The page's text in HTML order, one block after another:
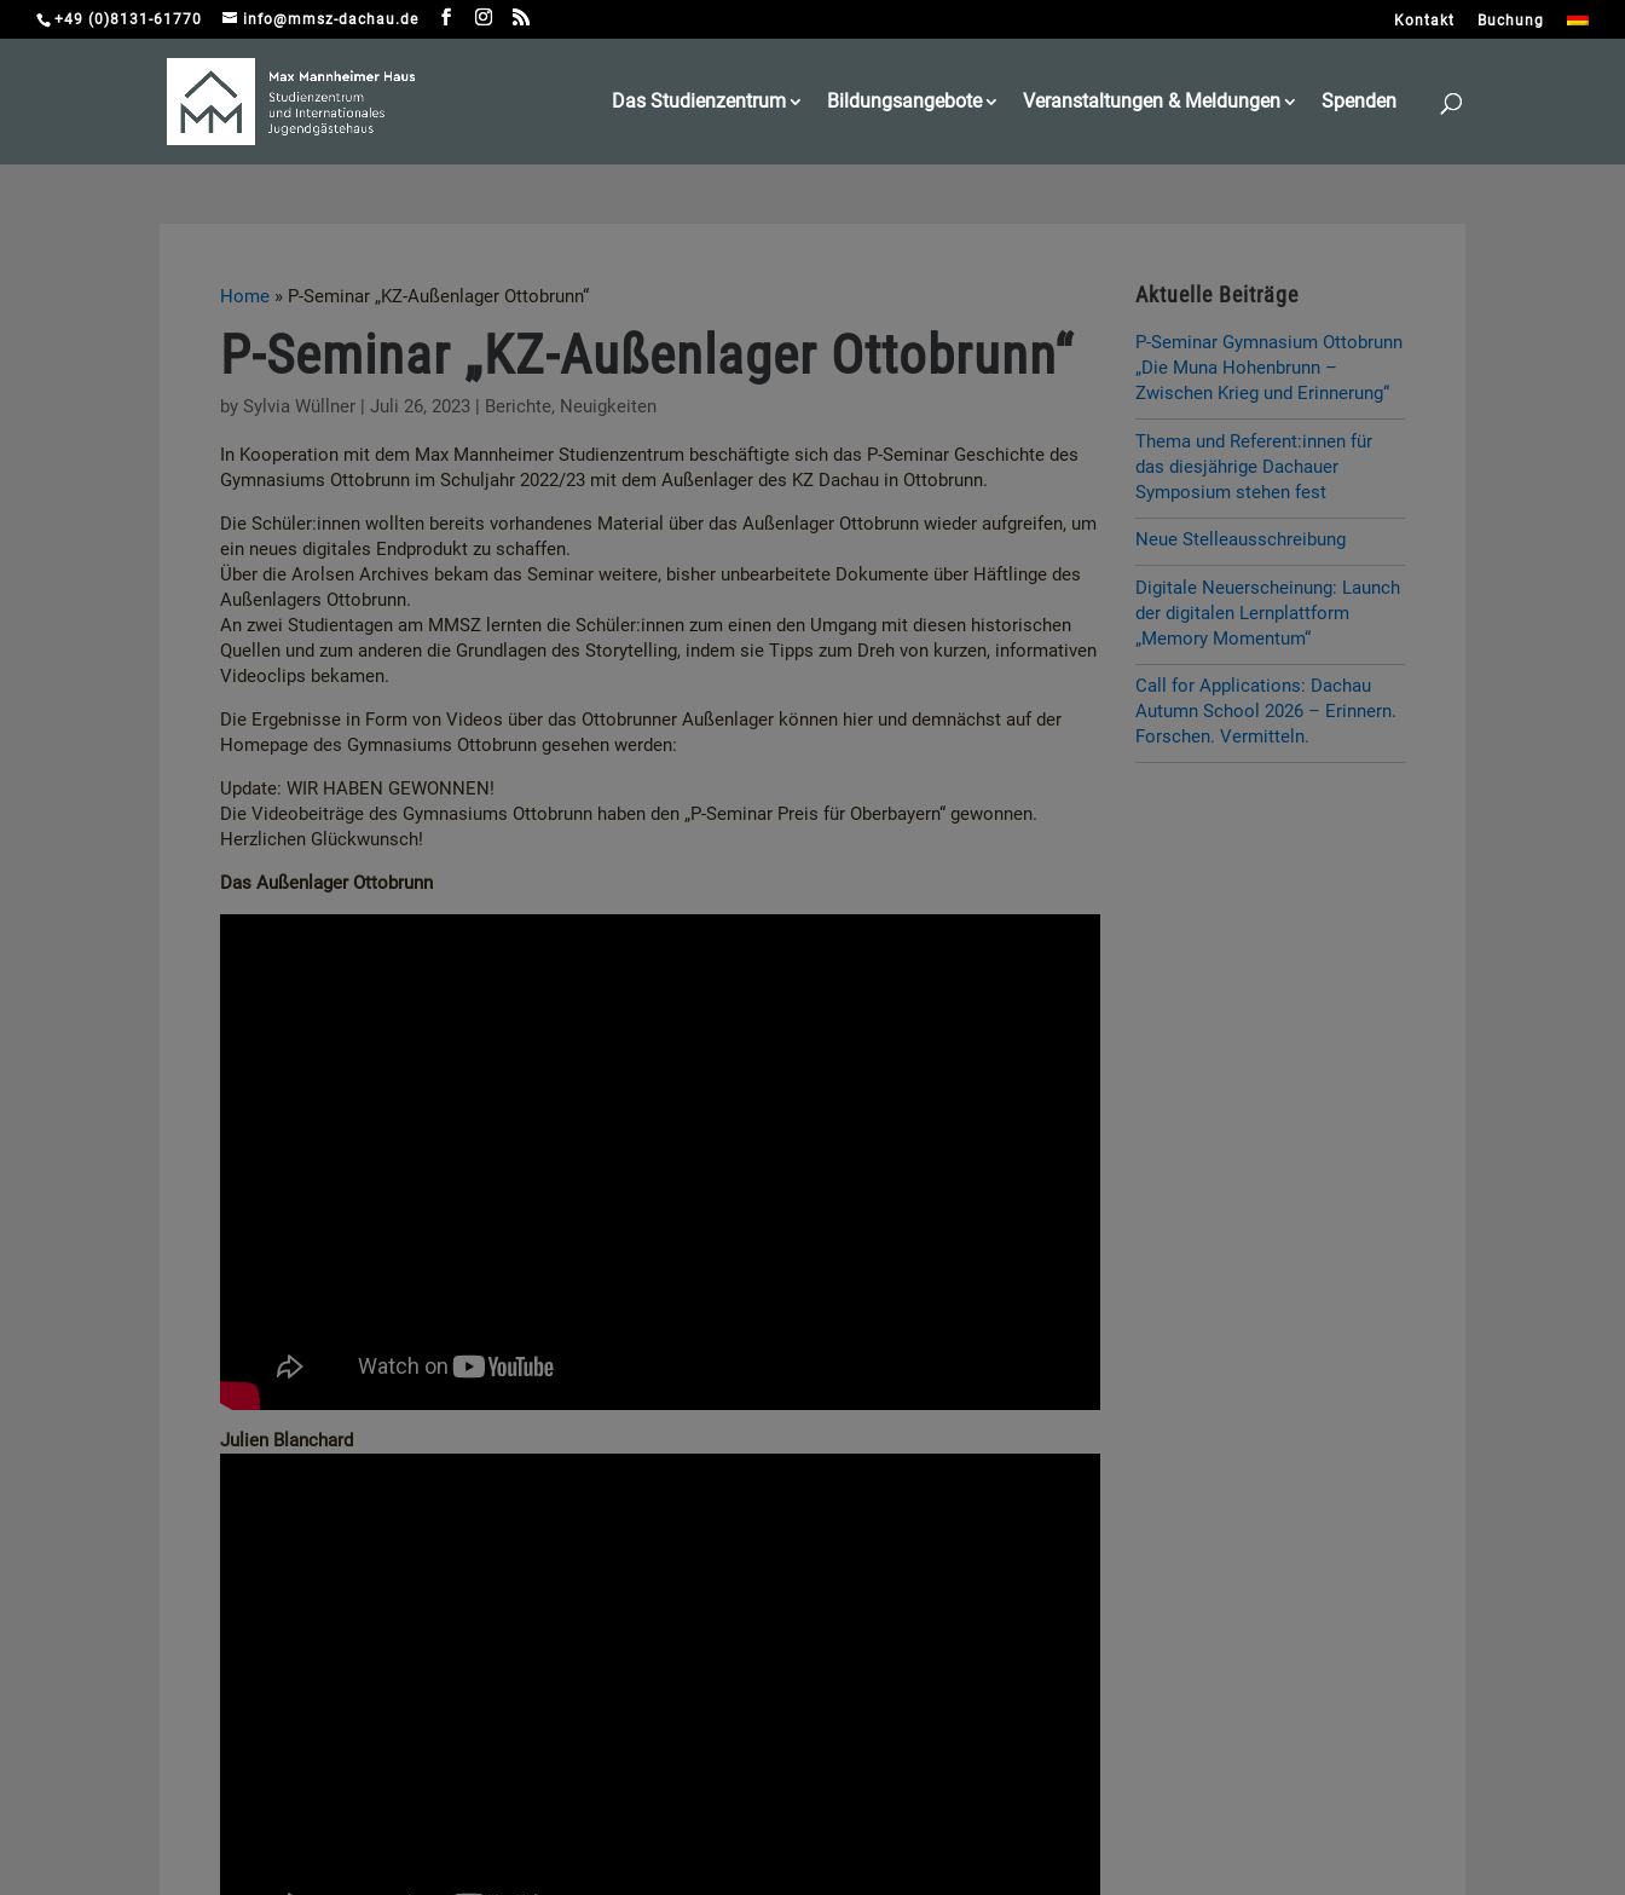
+49 (0)8131-61770 info@mmsz-dachau.de Kontakt Buchung
Das Studienzentrum Bildungsangebote Veranstaltungen & Meldungen Spenden
Home » P-Seminar „KZ-Außenlager Ottobrunn“
P-Seminar „KZ-Außenlager Ottobrunn“
by Sylvia Wüllner | Juli 26, 2023 | Berichte, Neuigkeiten
In Kooperation mit dem Max Mannheimer Studienzentrum beschäftigte sich das P-Seminar Geschichte des
Gymnasiums Ottobrunn im Schuljahr 2022/23 mit dem Außenlager des KZ Dachau in Ottobrunn.
Die Schüler:innen wollten bereits vorhandenes Material über das Außenlager Ottobrunn wieder aufgreifen, um
ein neues digitales Endprodukt zu schaffen.
Über die Arolsen Archives bekam das Seminar weitere, bisher unbearbeitete Dokumente über Häftlinge des
Außenlagers Ottobrunn.
An zwei Studientagen am MMSZ lernten die Schüler:innen zum einen den Umgang mit diesen historischen
Quellen und zum anderen die Grundlagen des Storytelling, indem sie Tipps zum Dreh von kurzen, informativen
Videoclips bekamen.
Die Ergebnisse in Form von Videos über das Ottobrunner Außenlager können hier und demnächst auf der
Homepage des Gymnasiums Ottobrunn gesehen werden:
Update: WIR HABEN GEWONNEN!
Die Videobeiträge des Gymnasiums Ottobrunn haben den „P-Seminar Preis für Oberbayern“ gewonnen.
Herzlichen Glückwunsch!
Das Außenlager Ottobrunn
Julien Blanchard
Aktuelle Beiträge
P-Seminar Gymnasium Ottobrunn
„Die Muna Hohenbrunn –
Zwischen Krieg und Erinnerung“
Thema und Referent:innen für
das diesjährige Dachauer
Symposium stehen fest
Neue Stelleausschreibung
Digitale Neuerscheinung: Launch
der digitalen Lernplattform
„Memory Momentum“
Call for Applications: Dachau
Autumn School 2026 – Erinnern.
Forschen. Vermitteln.